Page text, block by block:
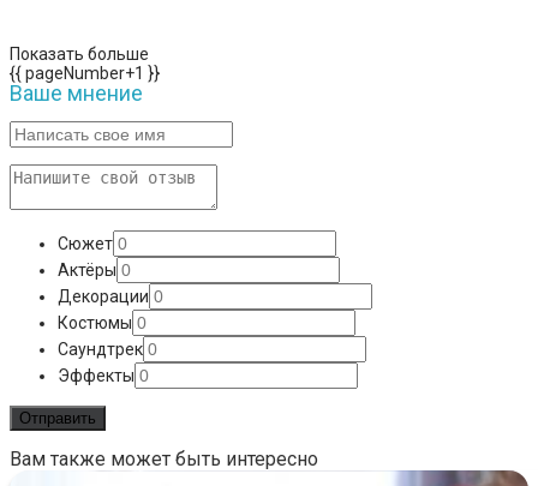
Показать больше
{{ pageNumber+1 }}
Ваше мнение
Сюжет
Актёры
Декорации
Костюмы
Саундтрек
Эффекты
Вам также может быть интересно